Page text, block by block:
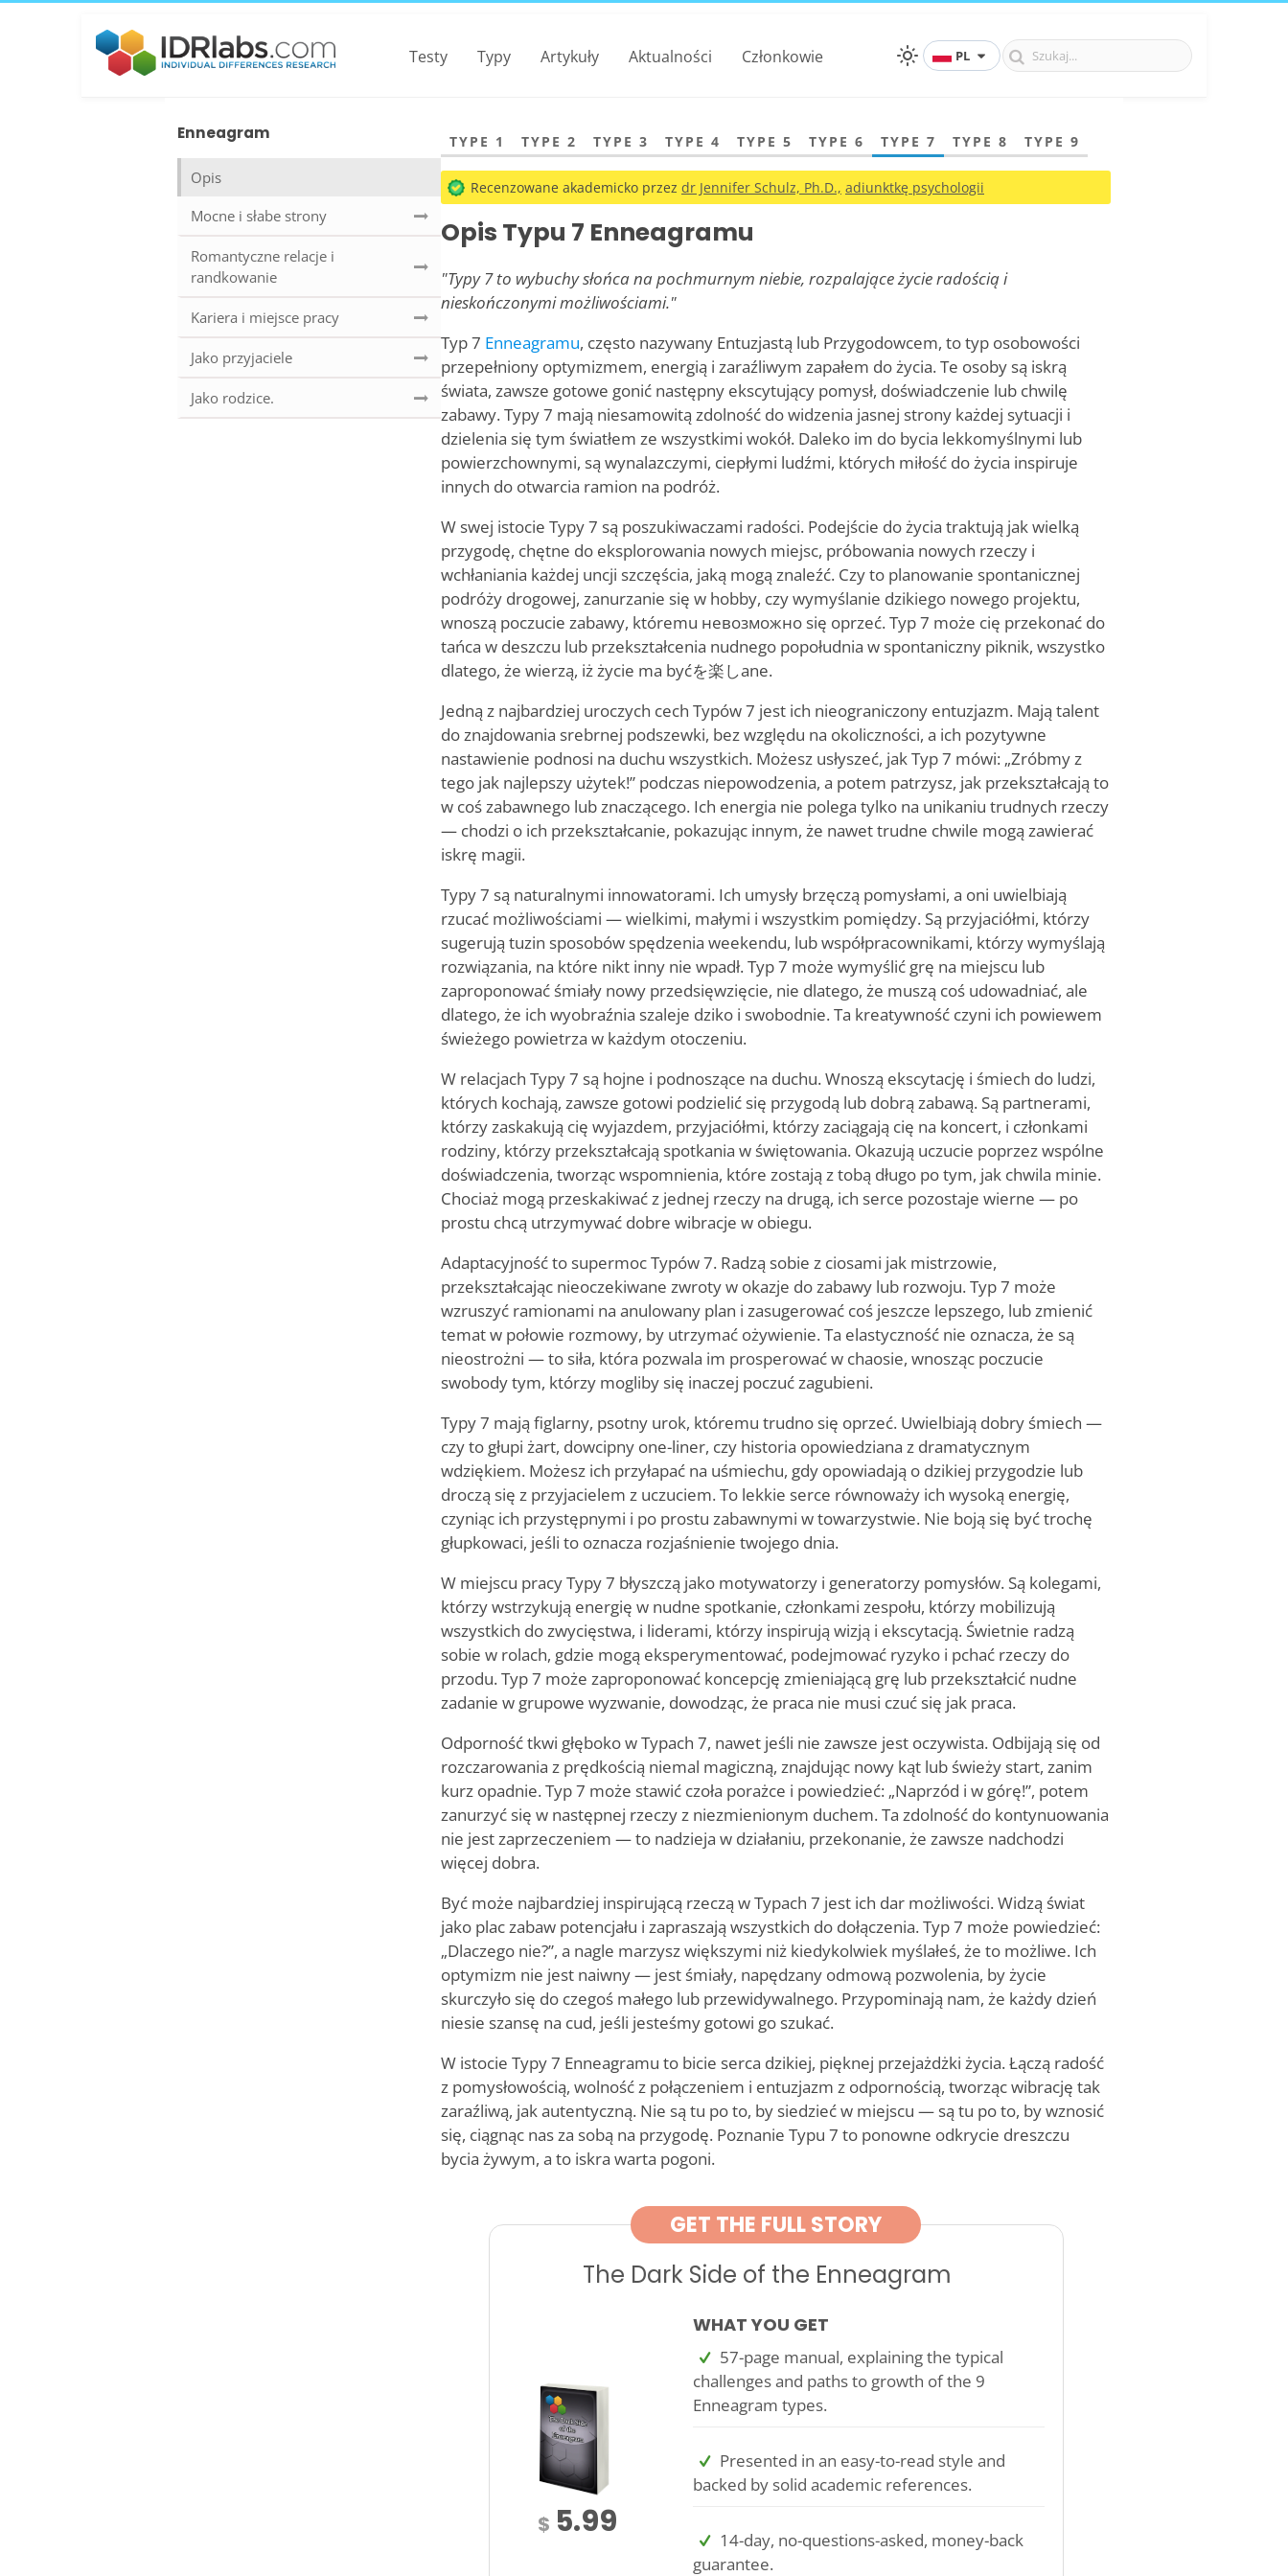
Testy Typy Artykuły Aktualności Członkowie PL
Enneagram
Opis
Mocne i słabe strony
Romantyczne relacje i
randkowanie
Kariera i miejsce pracy
Jako przyjaciele
Jako rodzice.
TYPE 1 TYPE 2 TYPE 3 TYPE 4 TYPE 5 TYPE 6 TYPE 7 TYPE 8 TYPE 9
Recenzowane akademicko przez dr Jennifer Schulz, Ph.D., adiunktkę psychologii
Opis Typu 7 Enneagramu
"Typy 7 to wybuchy słońca na pochmurnym niebie, rozpalające życie radością i
nieskończonymi możliwościami."
Typ 7 Enneagramu, często nazywany Entuzjastą lub Przygodowcem, to typ osobowości
przepełniony optymizmem, energią i zaraźliwym zapałem do życia. Te osoby są iskrą
świata, zawsze gotowe gonić następny ekscytujący pomysł, doświadczenie lub chwilę
zabawy. Typy 7 mają niesamowitą zdolność do widzenia jasnej strony każdej sytuacji i
dzielenia się tym światłem ze wszystkimi wokół. Daleko im do bycia lekkomyślnymi lub
powierzchownymi, są wynalazczymi, ciepłymi ludźmi, których miłość do życia inspiruje
innych do otwarcia ramion na podróż.
W swej istocie Typy 7 są poszukiwaczami radości. Podejście do życia traktują jak wielką
przygodę, chętne do eksplorowania nowych miejsc, próbowania nowych rzeczy i
wchłaniania każdej uncji szczęścia, jaką mogą znaleźć. Czy to planowanie spontanicznej
podróży drogowej, zanurzanie się w hobby, czy wymyślanie dzikiego nowego projektu,
wnoszą poczucie zabawy, któremu невозможно się oprzeć. Typ 7 może cię przekonać do
tańca w deszczu lub przekształcenia nudnego popołudnia w spontaniczny piknik, wszystko
dlatego, że wierzą, iż życie ma byćを楽しane.
Jedną z najbardziej uroczych cech Typów 7 jest ich nieograniczony entuzjazm. Mają talent
do znajdowania srebrnej podszewki, bez względu na okoliczności, a ich pozytywne
nastawienie podnosi na duchu wszystkich. Możesz usłyszeć, jak Typ 7 mówi: „Zróbmy z
tego jak najlepszy użytek!” podczas niepowodzenia, a potem patrzysz, jak przekształcają to
w coś zabawnego lub znaczącego. Ich energia nie polega tylko na unikaniu trudnych rzeczy
— chodzi o ich przekształcanie, pokazując innym, że nawet trudne chwile mogą zawierać
iskrę magii.
Typy 7 są naturalnymi innowatorami. Ich umysły brzęczą pomysłami, a oni uwielbiają
rzucać możliwościami — wielkimi, małymi i wszystkim pomiędzy. Są przyjaciółmi, którzy
sugerują tuzin sposobów spędzenia weekendu, lub współpracownikami, którzy wymyślają
rozwiązania, na które nikt inny nie wpadł. Typ 7 może wymyślić grę na miejscu lub
zaproponować śmiały nowy przedsięwzięcie, nie dlatego, że muszą coś udowadniać, ale
dlatego, że ich wyobraźnia szaleje dziko i swobodnie. Ta kreatywność czyni ich powiewem
świeżego powietrza w każdym otoczeniu.
W relacjach Typy 7 są hojne i podnoszące na duchu. Wnoszą ekscytację i śmiech do ludzi,
których kochają, zawsze gotowi podzielić się przygodą lub dobrą zabawą. Są partnerami,
którzy zaskakują cię wyjazdem, przyjaciółmi, którzy zaciągają cię na koncert, i członkami
rodziny, którzy przekształcają spotkania w świętowania. Okazują uczucie poprzez wspólne
doświadczenia, tworząc wspomnienia, które zostają z tobą długo po tym, jak chwila minie.
Chociaż mogą przeskakiwać z jednej rzeczy na drugą, ich serce pozostaje wierne — po
prostu chcą utrzymywać dobre wibracje w obiegu.
Adaptacyjność to supermoc Typów 7. Radzą sobie z ciosami jak mistrzowie,
przekształcając nieoczekiwane zwroty w okazje do zabawy lub rozwoju. Typ 7 może
wzruszyć ramionami na anulowany plan i zasugerować coś jeszcze lepszego, lub zmienić
temat w połowie rozmowy, by utrzymać ożywienie. Ta elastyczność nie oznacza, że są
nieostrożni — to siła, która pozwala im prosperować w chaosie, wnosząc poczucie
swobody tym, którzy mogliby się inaczej poczuć zagubieni.
Typy 7 mają figlarny, psotny urok, któremu trudno się oprzeć. Uwielbiają dobry śmiech —
czy to głupi żart, dowcipny one-liner, czy historia opowiedziana z dramatycznym
wdziękiem. Możesz ich przyłapać na uśmiechu, gdy opowiadają o dzikiej przygodzie lub
droczą się z przyjacielem z uczuciem. To lekkie serce równoważy ich wysoką energię,
czyniąc ich przystępnymi i po prostu zabawnymi w towarzystwie. Nie boją się być trochę
głupkowaci, jeśli to oznacza rozjaśnienie twojego dnia.
W miejscu pracy Typy 7 błyszczą jako motywatorzy i generatorzy pomysłów. Są kolegami,
którzy wstrzykują energię w nudne spotkanie, członkami zespołu, którzy mobilizują
wszystkich do zwycięstwa, i liderami, którzy inspirują wizją i ekscytacją. Świetnie radzą
sobie w rolach, gdzie mogą eksperymentować, podejmować ryzyko i pchać rzeczy do
przodu. Typ 7 może zaproponować koncepcję zmieniającą grę lub przekształcić nudne
zadanie w grupowe wyzwanie, dowodząc, że praca nie musi czuć się jak praca.
Odporność tkwi głęboko w Typach 7, nawet jeśli nie zawsze jest oczywista. Odbijają się od
rozczarowania z prędkością niemal magiczną, znajdując nowy kąt lub świeży start, zanim
kurz opadnie. Typ 7 może stawić czoła porażce i powiedzieć: „Naprzód i w górę!”, potem
zanurzyć się w następnej rzeczy z niezmienionym duchem. Ta zdolność do kontynuowania
nie jest zaprzeczeniem — to nadzieja w działaniu, przekonanie, że zawsze nadchodzi
więcej dobra.
Być może najbardziej inspirującą rzeczą w Typach 7 jest ich dar możliwości. Widzą świat
jako plac zabaw potencjału i zapraszają wszystkich do dołączenia. Typ 7 może powiedzieć:
„Dlaczego nie?”, a nagle marzysz większymi niż kiedykolwiek myślałeś, że to możliwe. Ich
optymizm nie jest naiwny — jest śmiały, napędzany odmową pozwolenia, by życie
skurczyło się do czegoś małego lub przewidywalnego. Przypominają nam, że każdy dzień
niesie szansę na cud, jeśli jesteśmy gotowi go szukać.
W istocie Typy 7 Enneagramu to bicie serca dzikiej, pięknej przejażdżki życia. Łączą radość
z pomysłowością, wolność z połączeniem i entuzjazm z odpornością, tworząc wibrację tak
zaraźliwą, jak autentyczną. Nie są tu po to, by siedzieć w miejscu — są tu po to, by wznosić
się, ciągnąc nas za sobą na przygodę. Poznanie Typu 7 to ponowne odkrycie dreszczu
bycia żywym, a to iskra warta pogoni.
GET THE FULL STORY
The Dark Side of the Enneagram
$ 5.99
WHAT YOU GET
57-page manual, explaining the typical
challenges and paths to growth of the 9
Enneagram types.
Presented in an easy-to-read style and
backed by solid academic references.
14-day, no-questions-asked, money-back
guarantee.